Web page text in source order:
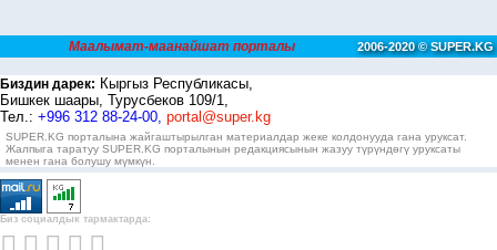
Маалымат-маанайшат порталы 2006-2020 © SUPER.KG
Биздин дарек: Кыргыз Республикасы,
Бишкек шаары, Турусбеков 109/1,
Тел.: +996 312 88-24-00, portal@super.kg
SUPER.KG порталына жайгаштырылган материалдар жеке колдонууда гана уруксат.
Жалпыга таратуу SUPER.KG порталынын редакциясынын жазуу түрүндөгү уруксаты
менен гана болушу мүмкүн.
Биз социалдык тармактарда: